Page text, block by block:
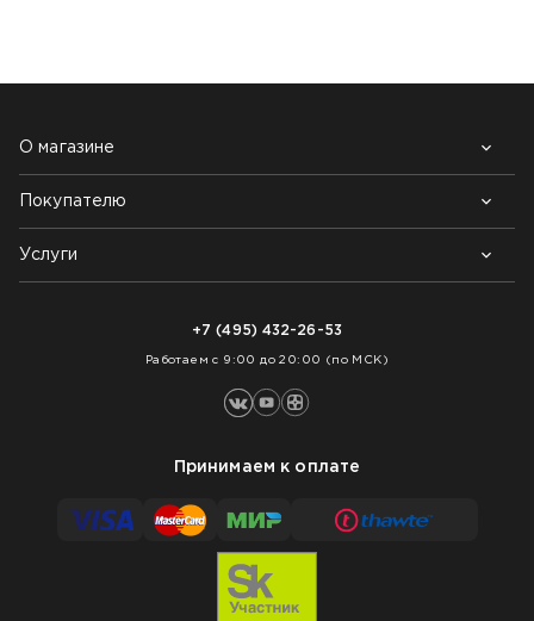
О магазине
Почему выбирают нас
Контакты
Блог
Покупателю
Возврат товара
Как заказать
Услуги
+7 (495) 432-26-53
Работаем с 9:00 до 20:00 (по МСК)
Принимаем к оплате